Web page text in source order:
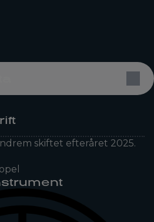
skiftet efteråret 2025.